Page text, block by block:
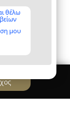
θέλω
μου